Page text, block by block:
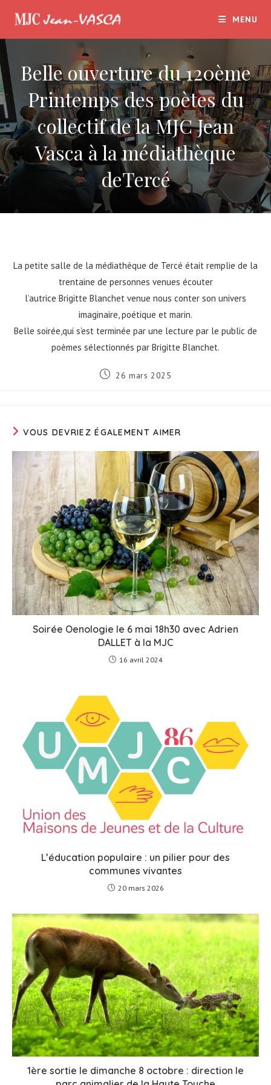
content
MENU
Belle ouverture du 120ème
Printemps des poètes du
collectif de la MJC Jean
Vasca à la médiathèque
deTercé
La petite salle de la médiathèque de Tercé était remplie de la
trentaine de personnes venues écouter
l’autrice Brigitte Blanchet venue nous conter son univers
imaginaire, poétique et marin.
Belle soirée,qui s’est terminée par une lecture par le public de
poèmes sélectionnés par Brigitte Blanchet.
Publication
26 mars 2025
VOUS DEVRIEZ ÉGALEMENT AIMER
Soirée Oenologie le 6 mai 18h30 avec Adrien
DALLET à la MJC
16 avril 2024
L’éducation populaire : un pilier pour des
communes vivantes
20 mars 2026
1ère sortie le dimanche 8 octobre : direction le